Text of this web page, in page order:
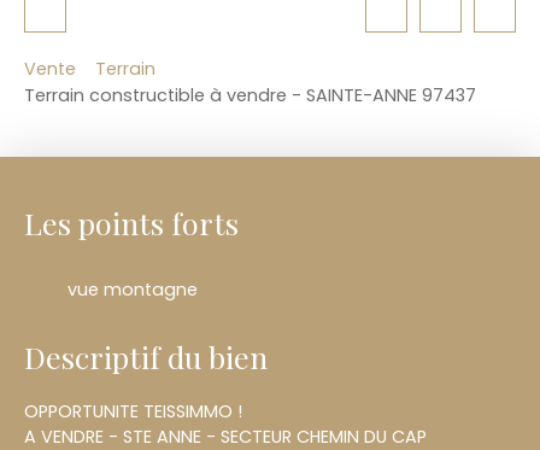
Vente
Terrain
Terrain constructible à vendre - SAINTE-ANNE 97437
Les points forts
vue montagne
Descriptif du bien
OPPORTUNITE TEISSIMMO !
A VENDRE - STE ANNE - SECTEUR CHEMIN DU CAP